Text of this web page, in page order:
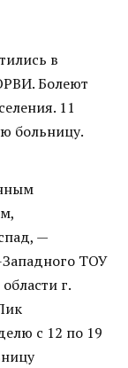
в
Болеют
11
больницу.
—
Западного ТОУ
г.
с 12 по 19